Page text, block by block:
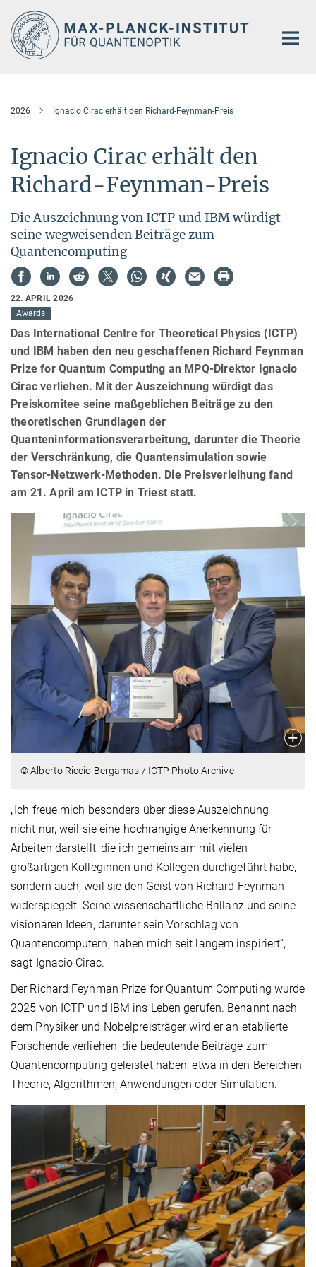
Hauptinhalt
2026 Ignacio Cirac erhält den Richard-Feynman-Preis
Ignacio Cirac erhält den
Richard-Feynman-Preis
Die Auszeichnung von ICTP und IBM würdigt
seine wegweisenden Beiträge zum
Quantencomputing
22. APRIL 2026
Awards
Das International Centre for Theoretical Physics (ICTP)
und IBM haben den neu geschaffenen Richard Feynman
Prize for Quantum Computing an MPQ-Direktor Ignacio
Cirac verliehen. Mit der Auszeichnung würdigt das
Preiskomitee seine maßgeblichen Beiträge zu den
theoretischen Grundlagen der
Quanteninformationsverarbeitung, darunter die Theorie
der Verschränkung, die Quantensimulation sowie
Tensor-Netzwerk-Methoden. Die Preisverleihung fand
am 21. April am ICTP in Triest statt.
© Alberto Riccio Bergamas / ICTP Photo Archive
„Ich freue mich besonders über diese Auszeichnung –
nicht nur, weil sie eine hochrangige Anerkennung für
Arbeiten darstellt, die ich gemeinsam mit vielen
großartigen Kolleginnen und Kollegen durchgeführt habe,
sondern auch, weil sie den Geist von Richard Feynman
widerspiegelt. Seine wissenschaftliche Brillanz und seine
visionären Ideen, darunter sein Vorschlag von
Quantencomputern, haben mich seit langem inspiriert“,
sagt Ignacio Cirac.
Der Richard Feynman Prize for Quantum Computing wurde
2025 von ICTP und IBM ins Leben gerufen. Benannt nach
dem Physiker und Nobelpreisträger wird er an etablierte
Forschende verliehen, die bedeutende Beiträge zum
Quantencomputing geleistet haben, etwa in den Bereichen
Theorie, Algorithmen, Anwendungen oder Simulation.